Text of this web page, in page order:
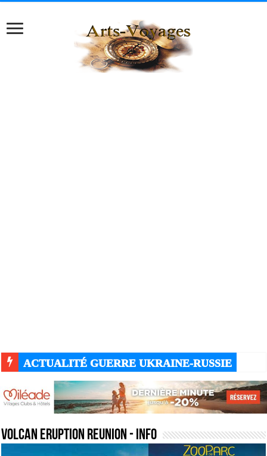
ACTUALITÉ GUERRE UKRAINE-RUSSIE
volcan eruption reunion - Info